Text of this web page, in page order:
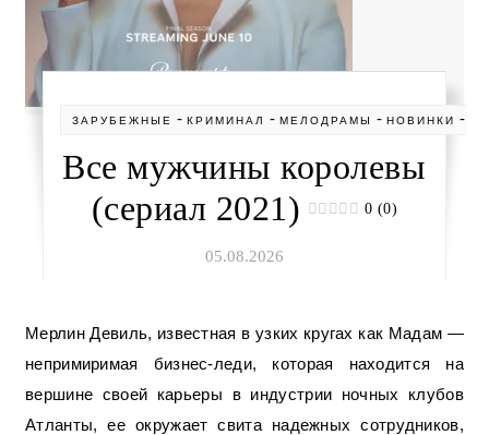
ЗАРУБЕЖНЫЕ -КРИМИНАЛ -МЕЛОДРАМЫ -НОВИНКИ -
Все мужчины королевы
(сериал 2021)
0 (0)
05.08.2026
Мерлин Девиль, известная в узких кругах как Мадам —
непримиримая бизнес-леди, которая находится на
вершине своей карьеры в индустрии ночных клубов
Атланты, ее окружает свита надежных сотрудников,